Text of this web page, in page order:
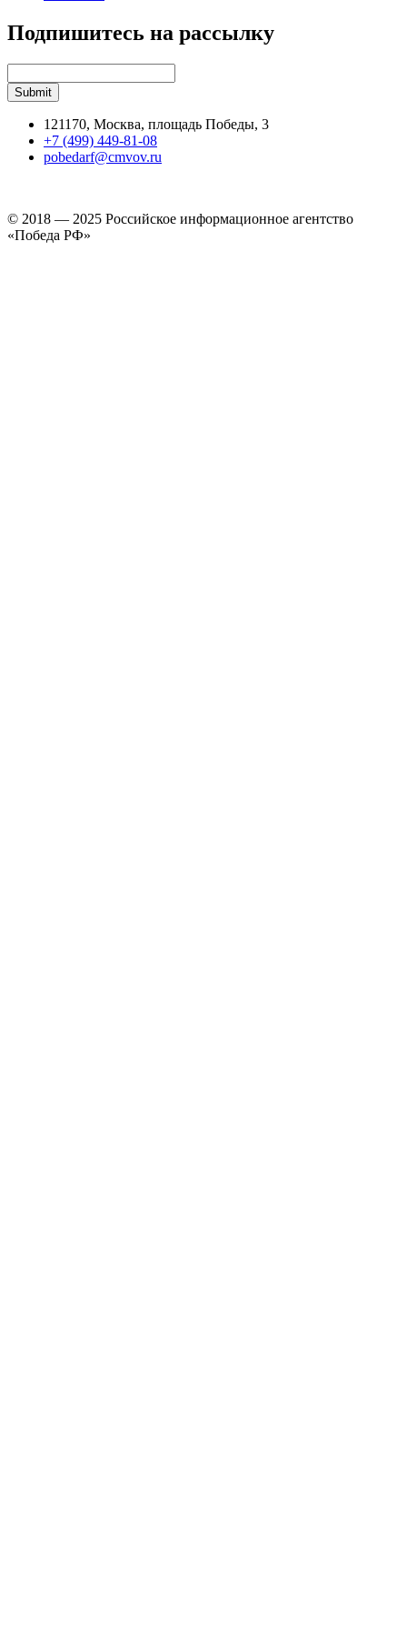
Подпишитесь на рассылку
121170, Москва, площадь Победы, 3
+7 (499) 449-81-08
pobedarf@cmvov.ru
© 2018 — 2025 Российское информационное агентство
«Победа РФ»